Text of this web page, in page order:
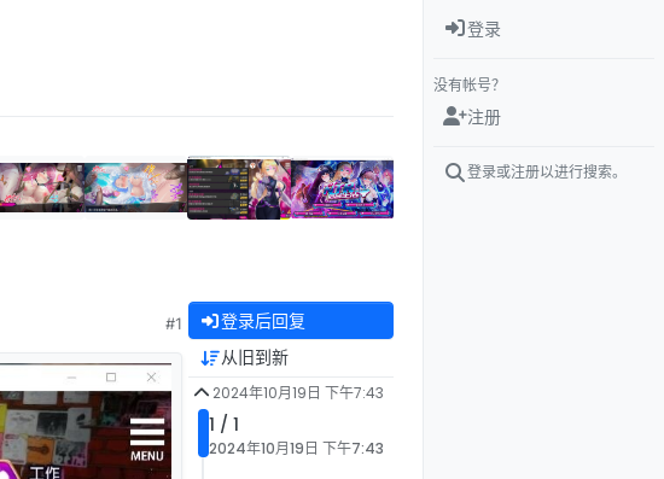
#1 登录后回复
从旧到新
2024年10月19日 下午7:43
1 / 1
2024年10月19日 下午7:43
登录
没有帐号？
注册
登录或注册以进行搜索。